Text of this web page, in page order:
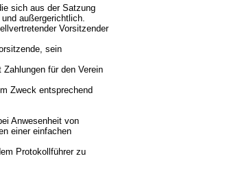
sich aus der Satzung
außergerichtlich.
Vorsitzender
sein
für den Verein
Zweck entsprechend
Anwesenheit von
einer einfachen
Protokollführer zu